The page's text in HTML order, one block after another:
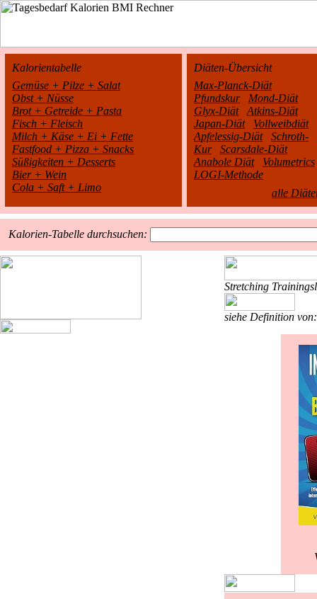
Kalorientabelle
Gemüse + Pilze + Salat
Obst + Nüsse
Brot + Getreide + Pasta
Fisch + Fleisch
Milch + Käse + Ei + Fette
Fastfood + Pizza + Snacks
Süßigkeiten + Desserts
Bier + Wein
Cola + Saft + Limo
Diäten-Übersicht
Max-Planck-Diät
Pfundskur
Mond-Diät
Glyx-Diät
Atkins-Diät
Japan-Diät
Vollweibdiät
Apfelessig-Diät
Schroth-
Kur
Scarsdale-Diät
Anabole Diät
Volumetrics
LOGI-Methode
alle
Kalorien-Tabelle durchsuchen:
Stretching
siehe Definition